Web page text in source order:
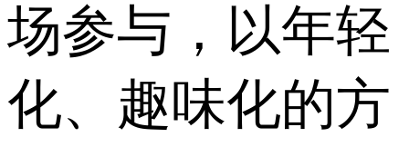
场参与，以年轻
化、趣味化的方